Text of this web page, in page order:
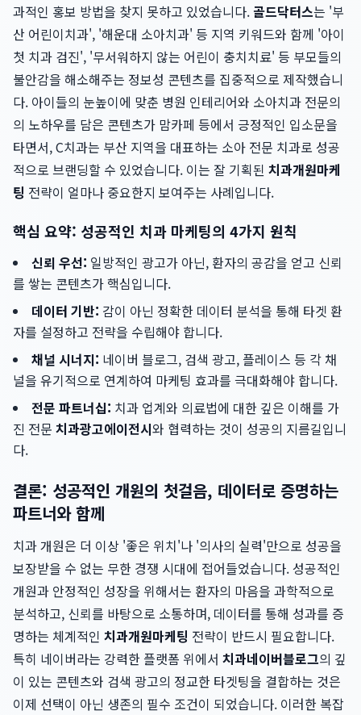
과적인 홍보 방법을 찾지 못하고 있었습니다. 골드닥터스는 '부
산 어린이치과', '해운대 소아치과' 등 지역 키워드와 함께 '아이
첫 치과 검진', '무서워하지 않는 어린이 충치치료' 등 부모들의
불안감을 해소해주는 정보성 콘텐츠를 집중적으로 제작했습니
다. 아이들의 눈높이에 맞춘 병원 인테리어와 소아치과 전문의
의 노하우를 담은 콘텐츠가 맘카페 등에서 긍정적인 입소문을
타면서, C치과는 부산 지역을 대표하는 소아 전문 치과로 성공
적으로 브랜딩할 수 있었습니다. 이는 잘 기획된 치과개원마케
팅 전략이 얼마나 중요한지 보여주는 사례입니다.
핵심 요약: 성공적인 치과 마케팅의 4가지 원칙
신뢰 우선: 일방적인 광고가 아닌, 환자의 공감을 얻고 신뢰
를 쌓는 콘텐츠가 핵심입니다.
데이터 기반: 감이 아닌 정확한 데이터 분석을 통해 타겟 환
자를 설정하고 전략을 수립해야 합니다.
채널 시너지: 네이버 블로그, 검색 광고, 플레이스 등 각 채
널을 유기적으로 연계하여 마케팅 효과를 극대화해야 합니다.
전문 파트너십: 치과 업계와 의료법에 대한 깊은 이해를 가
진 전문 치과광고에이전시와 협력하는 것이 성공의 지름길입니
다.
결론: 성공적인 개원의 첫걸음, 데이터로 증명하는
파트너와 함께
치과 개원은 더 이상 '좋은 위치'나 '의사의 실력'만으로 성공을
보장받을 수 없는 무한 경쟁 시대에 접어들었습니다. 성공적인
개원과 안정적인 성장을 위해서는 환자의 마음을 과학적으로
분석하고, 신뢰를 바탕으로 소통하며, 데이터를 통해 성과를 증
명하는 체계적인 치과개원마케팅 전략이 반드시 필요합니다.
특히 네이버라는 강력한 플랫폼 위에서 치과네이버블로그의 깊
이 있는 콘텐츠와 검색 광고의 정교한 타겟팅을 결합하는 것은
이제 선택이 아닌 생존의 필수 조건이 되었습니다. 이러한 복잡